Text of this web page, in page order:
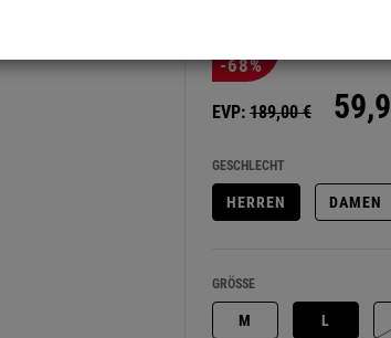
-68%
EVP: 189,00 € 59,
GESCHLECHT
HERREN DAMEN
GRÖSSE
M L